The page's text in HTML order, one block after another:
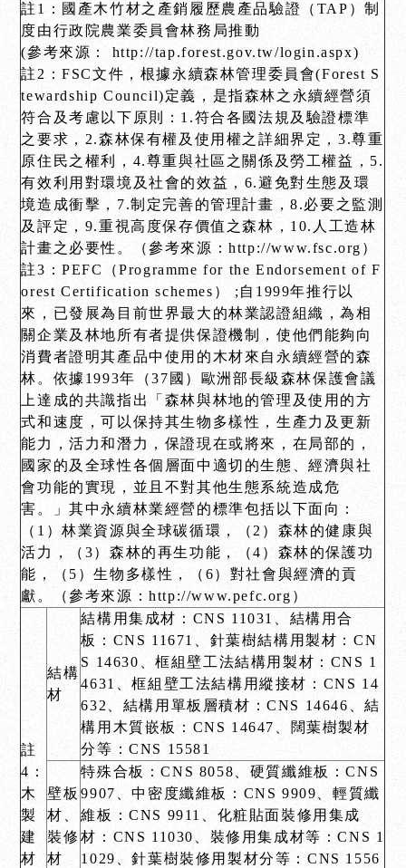
註1： 國產木竹材之產銷履歷農產品驗證（TAP）制
度由行政院農業委員會林務局推動
(參考來源： http://tap.forest.gov.tw/login.aspx)
註2：FSC文件，根據永續森林管理委員會(Forest S
tewardship Council)定義，是指森林之永續經營須
符合及考慮以下原則：1.符合各國法規及驗證標準
之要求，2.森林保有權及使用權之詳細界定，3.尊重
原住民之權利，4.尊重與社區之關係及勞工權益，5.
有效利用對環境及社會的效益，6.避免對生態及環
境造成衝擊，7.制定完善的管理計畫，8.必要之監測
及評定，9.重視高度保存價值之森林，10.人工造林
計畫之必要性。（參考來源：http://www.fsc.org）
註3：PEFC（Programme for the Endorsement of F
orest Certification schemes） ;自1999年推行以
來，已發展為目前世界最大的林業認證組織，為相
關企業及林地所有者提供保證機制，使他們能夠向
消費者證明其產品中使用的木材來自永續經營的森
林。依據1993年（37國）歐洲部長級森林保護會議
上達成的共識指出「森林與林地的管理及使用的方
式和速度，可以保持其生物多樣性，生產力及更新
能力，活力和潛力，保證現在或將來，在局部的，
國家的及全球性各個層面中適切的生態、經濟與社
會功能的實現，並且不對其他生態系統造成危
害。」其中永續林業經營的標準包括以下面向：
（1）林業資源與全球碳循環，（2）森林的健康與
活力，（3）森林的再生功能，（4）森林的保護功
能，（5）生物多樣性，（6）對社會與經濟的貢
獻。（參考來源：http://www.pefc.org）
註
4 ：
木
製
建
材
結構
材
結構用集成材：CNS 11031、結構用合
板：CNS 11671、針葉樹結構用製材：CN
S 14630、框組壁工法結構用製材：CNS 1
4631、框組壁工法結構用縱接材：CNS 14
632、結構用單板層積材：CNS 14646、結
構用木質嵌板：CNS 14647、闊葉樹製材
分等：CNS 15581
壁板
材、
裝修
材
特殊合板：CNS 8058、硬質纖維板：CNS
9907、中密度纖維板：CNS 9909、輕質纖
維板：CNS 9911、化粧貼面裝修用集成
材：CNS 11030、裝修用集成材等：CNS 1
1029、針葉樹裝修用製材分等：CNS 1556